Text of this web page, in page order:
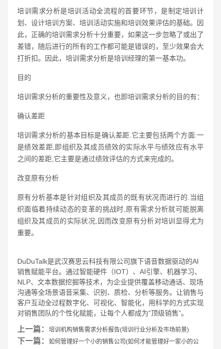
培训需求分析是培训活动全流程的首要环节，是制定培训计
划、设计培训方案、培训活动实施和培训效果评估的基础。因
此，正确的培训需求分析十分重要，如果这一步忽略了或出了
差错，随后进行的所有的工作都可能是错误的，至少效果会大
打折扣。因此，培训需求分析是培训经理的第一基本功。
目的
培训需求分析的重要性及意义，也即培训需求分析的目的有：
确认差距
培训需求分析的基本目标是确认差距.它主要包括两个方面:一
是绩效差距,即组织及其成员绩效的实际水平与绩效应有水平
之间的差距,它主要是通过绩效评估的方式来完成的。
改变原有分析
原有分析基本是针对组织及其成员的既有状况而进行的.当组
织面临着持续动态的变革的挑战时,原有需求分析就可能脱离
组织及其成员的实际状况,因而改变原有分析对培训显得尤为
重要。
DuDuTalk是武汉赛思云科技有限公司旗下语音数据驱动的AI
销售赋能平台。通过智能硬件（IOT）、AI引擎、机器学习、
NLP、文本数据挖掘等技术，为企业提供覆盖移动通话、现场
沟通等全场景语音采集、识别、质检、分析等服务。让销售与
客户互动全过程数字化、可视化、智能化，用科学的方式实现
对销售团队的个性化赋能，让每个人都成为“顶级销售”。
上一篇： 培训机构销售需求分析报告(培训行业分析及市场前景)
下一篇：
如何管理好一个小的销售公司(如何才能管理好一家小的公